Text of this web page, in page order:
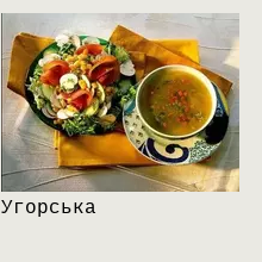
Угорська